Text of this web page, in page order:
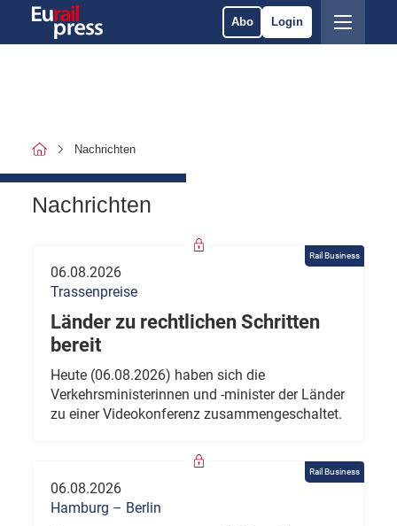
Abo Login
Nachrichten
Nachrichten
Rail Business
06.08.2026
Trassenpreise
Länder zu rechtlichen Schritten
bereit
Heute (06.08.2026) haben sich die
Verkehrsministerinnen und -minister der Länder
zu einer Videokonferenz zusammengeschaltet.
Rail Business
06.08.2026
Hamburg – Berlin